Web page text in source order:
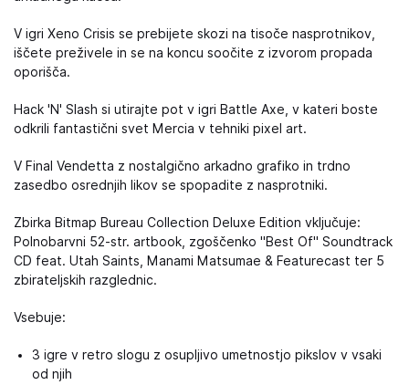
V igri Xeno Crisis se prebijete skozi na tisoče nasprotnikov,
iščete preživele in se na koncu soočite z izvorom propada
oporišča.
Hack 'N' Slash si utirajte pot v igri Battle Axe, v kateri boste
odkrili fantastični svet Mercia v tehniki pixel art.
V Final Vendetta z nostalgično arkadno grafiko in trdno
zasedbo osrednjih likov se spopadite z nasprotniki.
Zbirka Bitmap Bureau Collection Deluxe Edition vključuje:
Polnobarvni 52-str. artbook, zgoščenko "Best Of" Soundtrack
CD feat. Utah Saints, Manami Matsumae & Featurecast ter 5
zbirateljskih razglednic.
Vsebuje:
3 igre v retro slogu z osupljivo umetnostjo pikslov v vsaki
od njih